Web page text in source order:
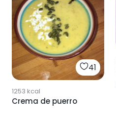
41
1253 kcal
Crema de puerro